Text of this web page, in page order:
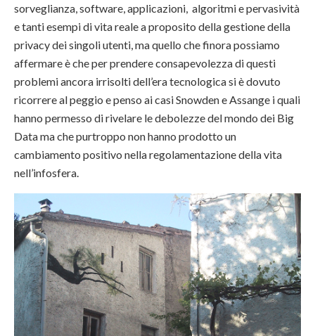
sorveglianza, software, applicazioni, algoritmi e pervasività
e tanti esempi di vita reale a proposito della gestione della
privacy dei singoli utenti, ma quello che finora possiamo
affermare è che per prendere consapevolezza di questi
problemi ancora irrisolti dell’era tecnologica si è dovuto
ricorrere al peggio e penso ai casi Snowden e Assange i quali
hanno permesso di rivelare le debolezze del mondo dei Big
Data ma che purtroppo non hanno prodotto un
cambiamento positivo nella regolamentazione della vita
nell’infosfera.